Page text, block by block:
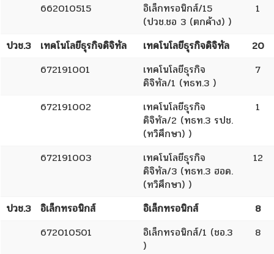
662010515
อิเล็กทรอนิกส์/15
(ปวช.ชอ 3 (ตกค้าง) )
1
ปวช.3 เทคโนโลยีธุรกิจดิจิทัล เทคโนโลยีธุรกิจดิจิทัล
20
672191001
เทคโนโลยีธุรกิจ
ดิจิทัล/1 (ทธท.3 )
7
672191002
เทคโนโลยีธุรกิจ
ดิจิทัล/2 (ทธท.3 รปช.
(ทวิศึกษา) )
1
672191003
เทคโนโลยีธุรกิจ
ดิจิทัล/3 (ทธท.3 ฮอด.
(ทวิศึกษา) )
12
ปวช.3 อิเล็กทรอนิกส์ อิเล็กทรอนิกส์
8
672010501
อิเล็กทรอนิกส์/1 (ชอ.3
)
8